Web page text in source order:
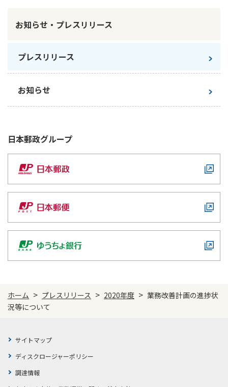
ご契約内容の確認
各種サービス・お知らせ
かんぽプラチナライフサービス
ご契約のしおり・約款（Web約款）
保険用語集
お見積りシミュレーション
保険の探し方のポイント
これからのライフイベントでかかる費用とは？
ご契約手続きの流れ
保険料のお払込方法
法人向け資料請求
お問い合わせ先
医療
お金
子育て
ライフプラン
健康情報
かんぽアプリ～かんぽの健康と安心を手のひらに～
すこやか健康ラボ
ラジオ体操・みんなの体操
ラジオ体操ポータルサイト
経営理念・経営戦略
会社概要
財務情報
株主・投資家のみなさまへ
採用情報
CM・オウンドメディア／ソーシャルメディア
お客さまの声／お客さまサービス向上の取組み
お知らせ・プレスリリース
プレスリリース
お知らせ
日本郵政グループ
ホーム > プレスリリース > 2020年度 > 業務改善計画の進捗状
況等について
サイトマップ
ディスクロージャーポリシー
調達情報